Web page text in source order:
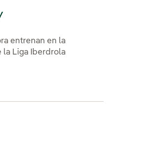
entrenan en la
la Liga Iberdrola